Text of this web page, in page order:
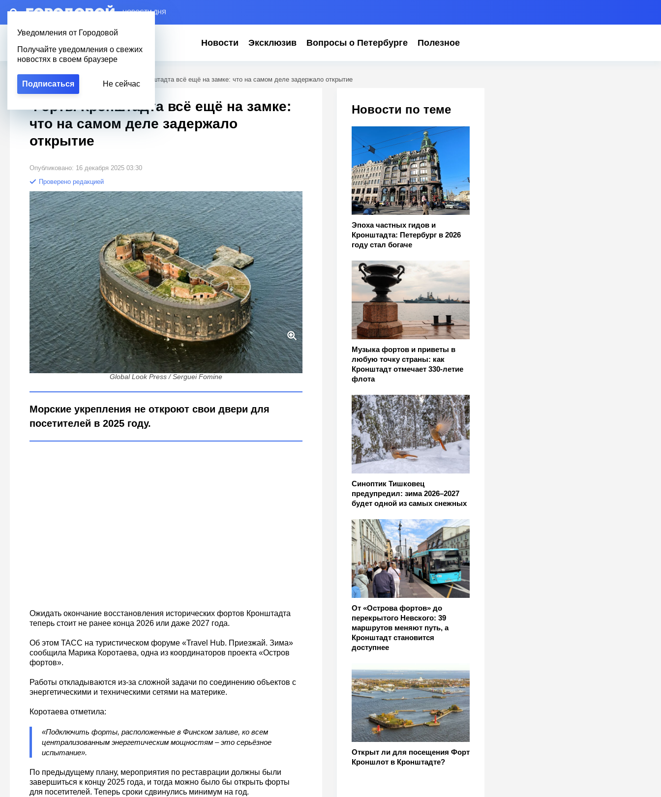
– НОВОСТИ ДНЯ
Уведомления от Городовой
Получайте уведомления о свежих
новостях в своем браузере
Подписаться Не сейчас
Новости Эксклюзив Вопросы о Петербурге Полезное
Городовой Новости Петербурга Форты Кронштадта всё ещё на замке: что на самом деле задержало открытие
Новости по теме
Эпоха частных гидов и
Кронштадта: Петербург в 2026
году стал богаче
Музыка фортов и приветы в
любую точку страны: как
Кронштадт отмечает 330-летие
флота
Синоптик Тишковец
предупредил: зима 2026–2027
будет одной из самых снежных
От «Острова фортов» до
перекрытого Невского: 39
маршрутов меняют путь, а
Кронштадт становится
доступнее
Открыт ли для посещения Форт
Кроншлот в Кронштадте?
Форты Кронштадта всё ещё на замке:
что на самом деле задержало
открытие
Опубликовано: 16 декабря 2025 03:30
Проверено редакцией
Форты Кронштадта всё ещё на замке: что на самом деле задержало
открытие
Global Look Press / Serguei Fomine
Морские укрепления не откроют свои двери для
посетителей в 2025 году.
Ожидать окончание восстановления исторических фортов Кронштадта
теперь стоит не ранее конца 2026 или даже 2027 года.
Об этом ТАСС на туристическом форуме «Travel Hub. Приезжай. Зима»
сообщила Марика Коротаева, одна из координаторов проекта «Остров
фортов».
Работы откладываются из-за сложной задачи по соединению объектов с
энергетическими и техническими сетями на материке.
Коротаева отметила:
«Подключить форты, расположенные в Финском заливе, ко всем
централизованным энергетическим мощностям – это серьёзное
испытание».
По предыдущему плану, мероприятия по реставрации должны были
завершиться к концу 2025 года, и тогда можно было бы открыть форты
для посетителей. Теперь сроки сдвинулись минимум на год.